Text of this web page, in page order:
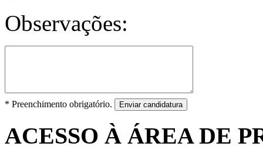
Observações:
* Preenchimento obrigatório. Enviar candidatura
ACESSO À ÁREA DE